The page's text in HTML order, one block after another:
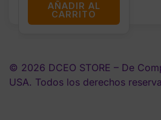
AÑADIR AL
CARRITO
© 2026 DCEO STORE – De
USA. Todos los derechos